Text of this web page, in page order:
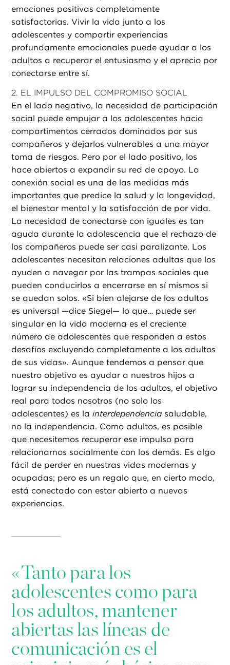
emociones positivas completamente
satisfactorias. Vivir la vida junto a los
adolescentes y compartir experiencias
profundamente emocionales puede ayudar a los
adultos a recuperar el entusiasmo y el aprecio por
conectarse entre sí.
2. EL IMPULSO DEL COMPROMISO SOCIAL
En el lado negativo, la necesidad de participación
social puede empujar a los adolescentes hacia
compartimentos cerrados dominados por sus
compañeros y dejarlos vulnerables a una mayor
toma de riesgos. Pero por el lado positivo, los
hace abiertos a expandir su red de apoyo. La
conexión social es una de las medidas más
importantes que predice la salud y la longevidad,
el bienestar mental y la satisfacción de por vida.
La necesidad de conectarse con iguales es tan
aguda durante la adolescencia que el rechazo de
los compañeros puede ser casi paralizante. Los
adolescentes necesitan relaciones adultas que los
ayuden a navegar por las trampas sociales que
pueden conducirlos a encerrarse en sí mismos si
se quedan solos. «Si bien alejarse de los adultos
es universal —dice Siegel— lo que… puede ser
singular en la vida moderna es el creciente
número de adolescentes que responden a estos
desafíos excluyendo completamente a los adultos
de sus vidas». Aunque tendemos a pensar que
nuestro objetivo es ayudar a nuestros hijos a
lograr su independencia de los adultos, el objetivo
real para todos nosotros (no solo los
adolescentes) es lainterdependencia saludable,
no la independencia. Como adultos, es posible
que necesitemos recuperar ese impulso para
relacionarnos socialmente con los demás. Es algo
fácil de perder en nuestras vidas modernas y
ocupadas; pero es un regalo que, en cierto modo,
está conectado con estar abierto a nuevas
experiencias.
«Tanto para los
adolescentes como para
los adultos, mantener
abiertas las líneas de
comunicación es el